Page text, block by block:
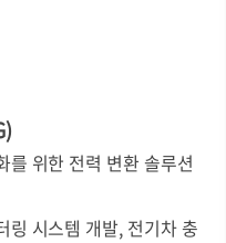
를 위한 전력 변환 솔루션
링 시스템 개발, 전기차 충